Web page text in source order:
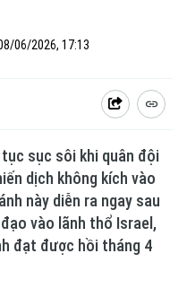
06/2026, 17:13
sục sôi khi quân đội
dịch không kích vào
này diễn ra ngay sau
vào lãnh thổ Israel,
đạt được hồi tháng 4